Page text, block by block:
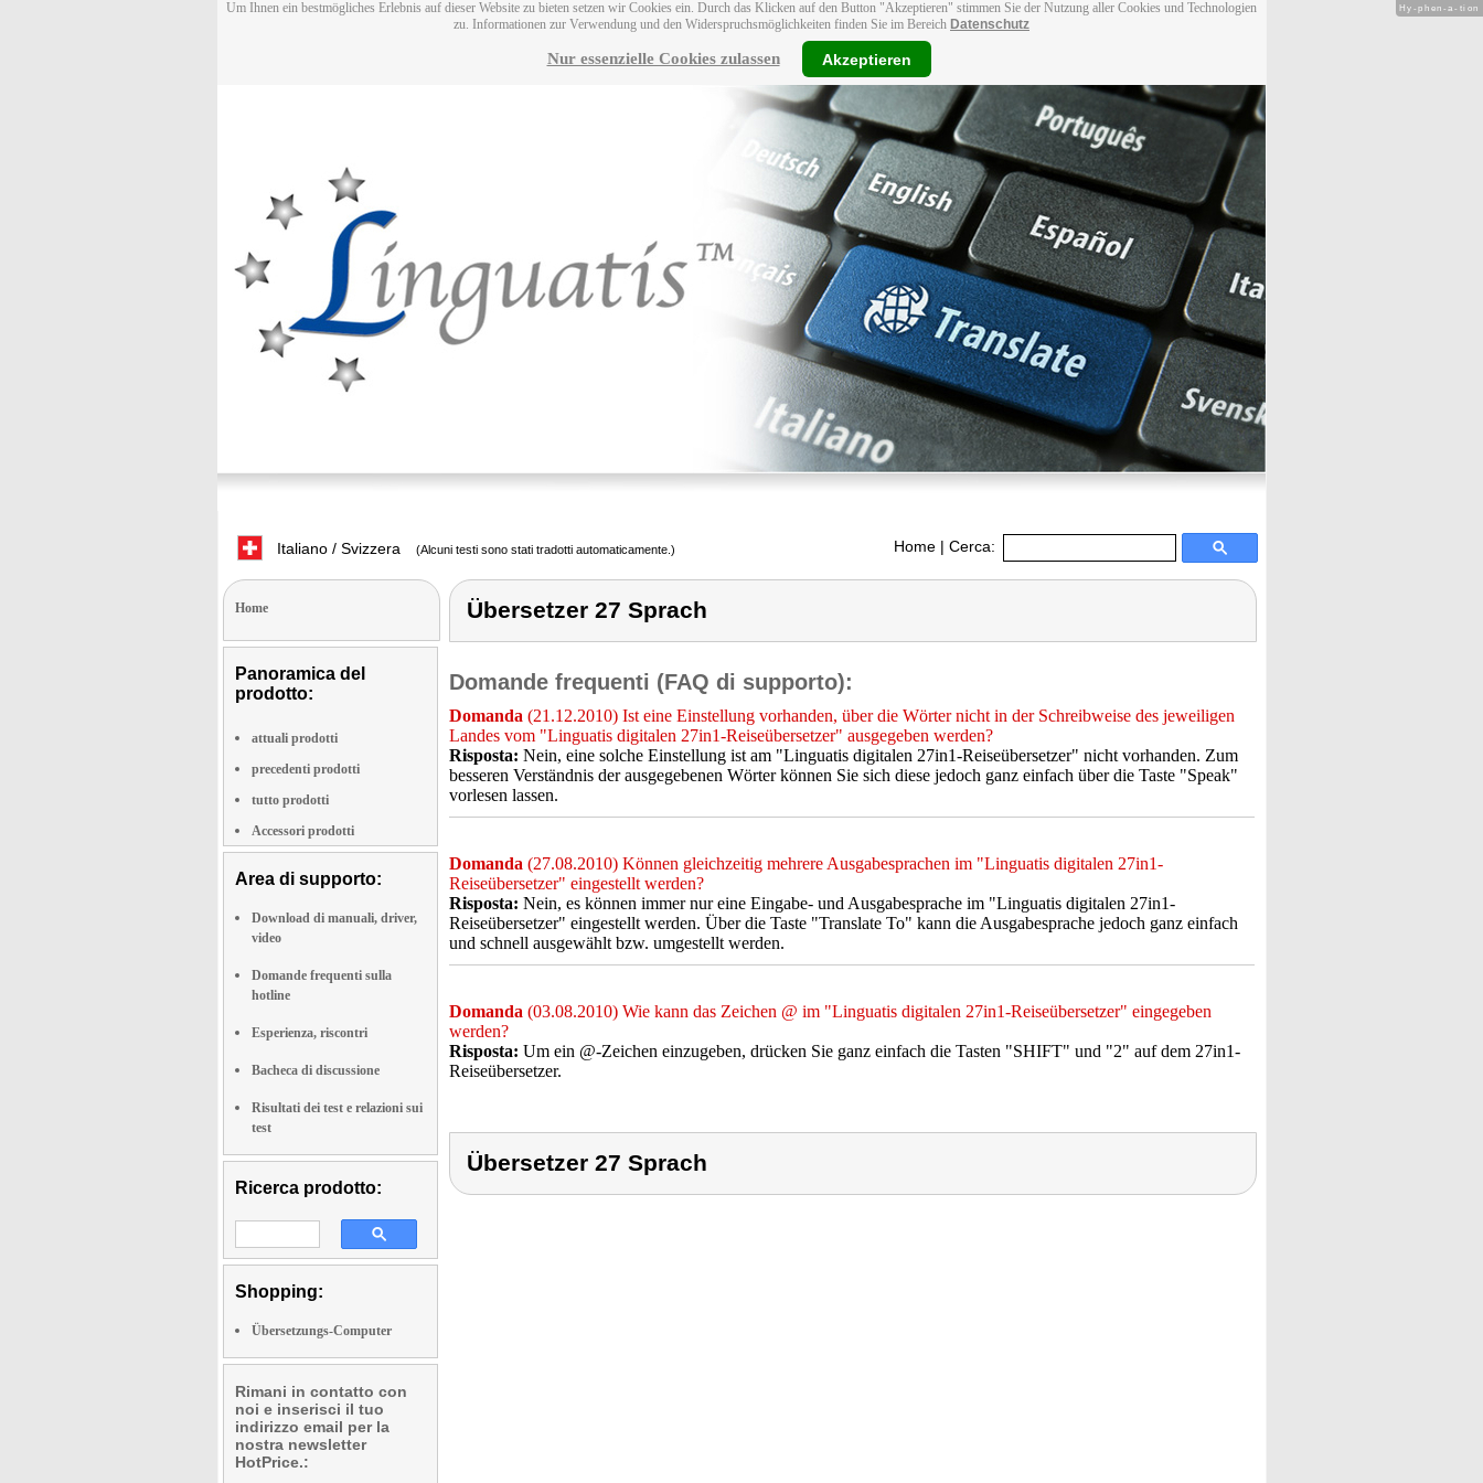
Um Ihnen ein bestmögliches Erlebnis auf dieser Website zu bieten setzen wir Cookies ein. Durch das Klicken auf den Button "Akzeptieren" stimmen Sie der Nutzung aller Cookies und Technologien
zu. Informationen zur Verwendung und den Widerspruchsmöglichkeiten finden Sie im Bereich Datenschutz
Nur essenzielle Cookies zulassen Akzeptieren
Italiano / Svizzera (Alcuni testi sono stati tradotti automaticamente.) Home | Cerca:
Home
Panoramica del
prodotto:
attuali prodotti
precedenti prodotti
tutto prodotti
Accessori prodotti
Area di supporto:
Download di manuali, driver,
video
Domande frequenti sulla
hotline
Esperienza, riscontri
Bacheca di discussione
Risultati dei test e relazioni sui
test
Ricerca prodotto:
Shopping:
Übersetzungs-Computer
Rimani in contatto con
noi e inserisci il tuo
indirizzo email per la
nostra newsletter
HotPrice.:
Übersetzer 27 Sprach
Domande frequenti (FAQ di supporto):
Domanda (21.12.2010) Ist eine Einstellung vorhanden, über die Wörter nicht in der Schreibweise des jeweiligen
Landes vom "Linguatis digitalen 27in1-Reiseübersetzer" ausgegeben werden?
Risposta: Nein, eine solche Einstellung ist am "Linguatis digitalen 27in1-Reiseübersetzer" nicht vorhanden. Zum
besseren Verständnis der ausgegebenen Wörter können Sie sich diese jedoch ganz einfach über die Taste "Speak"
vorlesen lassen.
Domanda (27.08.2010) Können gleichzeitig mehrere Ausgabesprachen im "Linguatis digitalen 27in1-
Reiseübersetzer" eingestellt werden?
Risposta: Nein, es können immer nur eine Eingabe- und Ausgabesprache im "Linguatis digitalen 27in1-
Reiseübersetzer" eingestellt werden. Über die Taste "Translate To" kann die Ausgabesprache jedoch ganz einfach
und schnell ausgewählt bzw. umgestellt werden.
Domanda (03.08.2010) Wie kann das Zeichen @ im "Linguatis digitalen 27in1-Reiseübersetzer" eingegeben
werden?
Risposta: Um ein @-Zeichen einzugeben, drücken Sie ganz einfach die Tasten "SHIFT" und "2" auf dem 27in1-
Reiseübersetzer.
Übersetzer 27 Sprach
Hy-phen-a-tion